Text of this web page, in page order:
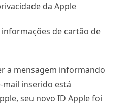
da Apple
de cartão de
a mensagem informando
mail inserido está
seu novo ID Apple foi